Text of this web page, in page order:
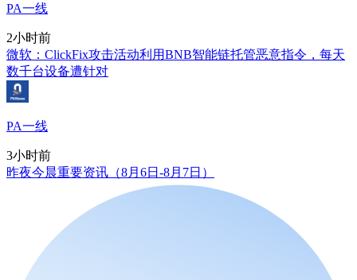
PA一线
2小时前
微软：ClickFix攻击活动利用BNB智能链托管恶意指令，每天
数千台设备遭针对
PA一线
3小时前
昨夜今晨重要资讯（8月6日-8月7日）